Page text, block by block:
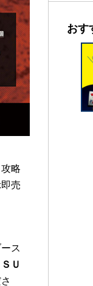
略
売
ス
Ｕ
おす